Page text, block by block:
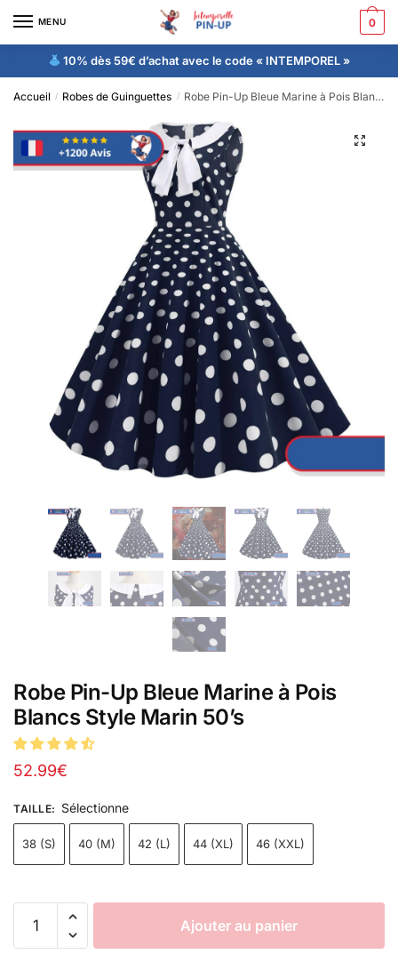
MENU 0
10% dès 59€ d’achat avec le code « INTEMPOREL »
Accueil / Robes de Guinguettes / Robe Pin-Up Bleue Marine à Pois Blancs Style Marin 50’s
Robe Pin-Up Bleue Marine à Pois
Blancs Style Marin 50’s
52.99€
TAILLE: Sélectionne
38 (S) 40 (M) 42 (L) 44 (XL) 46 (XXL)
Ajouter au panier